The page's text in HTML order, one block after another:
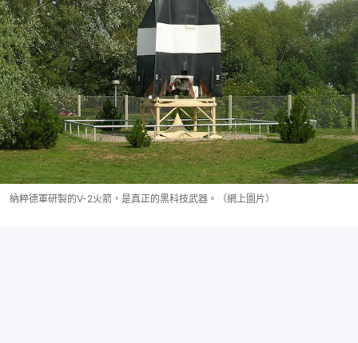
納粹德軍研製的V-2火箭，是真正的黑科技武器。（網上圖片）